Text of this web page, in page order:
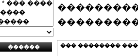
��� ��������